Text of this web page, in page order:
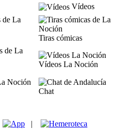
Vídeos
Tiras cómicas
Vídeos La Noción
Chat
|